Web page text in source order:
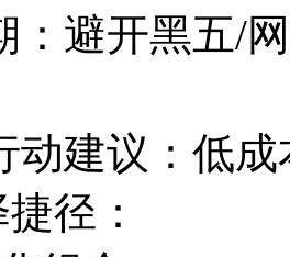
：避开黑五/
动建议：低
径：